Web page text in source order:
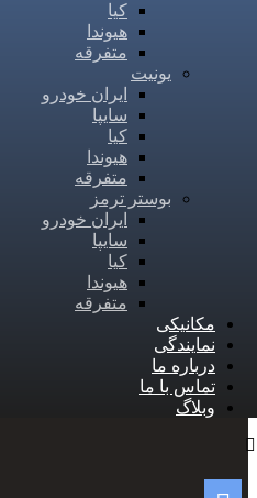
کیا
هیوندا
متفرقه
یونیت
ایران خودرو
سایپا
کیا
هیوندا
متفرقه
بوستر ترمز
ایران خودرو
سایپا
کیا
هیوندا
متفرقه
مکانیکی
نمایندگی
درباره ما
تماس با ما
وبلاگ